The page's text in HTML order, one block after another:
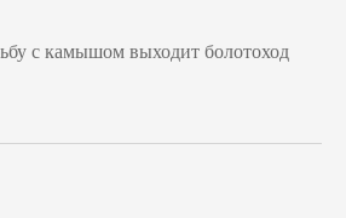
с камышом выходит болотоход